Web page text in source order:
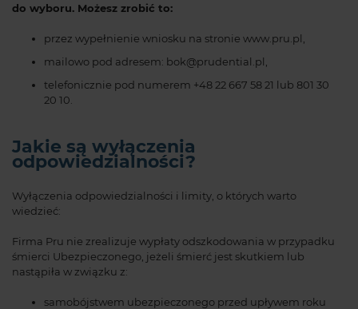
do wyboru. Możesz zrobić to:
przez wypełnienie wniosku na stronie www.pru.pl,
mailowo pod adresem: bok@prudential.pl,
telefonicznie pod numerem +48 22 667 58 21 lub 801 30
20 10.
Jakie są wyłączenia
odpowiedzialności?
Wyłączenia odpowiedzialności i limity, o których warto
wiedzieć:
Firma Pru nie zrealizuje wypłaty odszkodowania w przypadku
śmierci Ubezpieczonego, jeżeli śmierć jest skutkiem lub
nastąpiła w związku z:
samobójstwem ubezpieczonego przed upływem roku